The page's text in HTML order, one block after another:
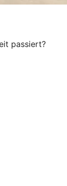
passiert?